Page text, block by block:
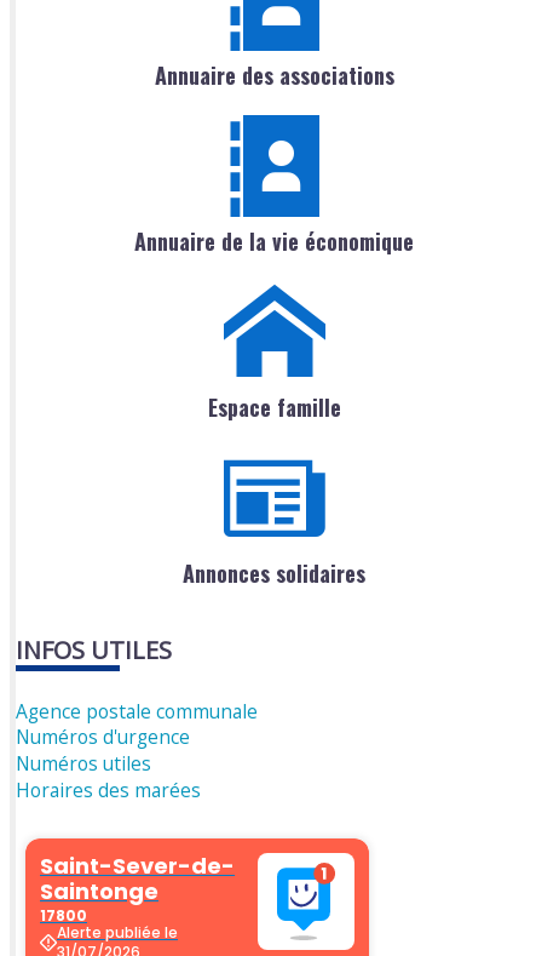
Annuaire des associations
Annuaire de la vie économique
Espace famille
Annonces solidaires
INFOS UTILES
Agence postale communale
Numéros d'urgence
Numéros utiles
Horaires des marées